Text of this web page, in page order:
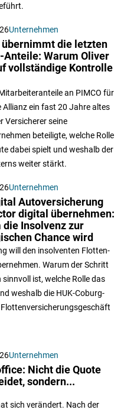
Unternehmen
die letzten
Anteile: Warum Oliver
vollständige Kontrolle
an PIMCO für
Allianz ein fast 20 Jahre altes
Versicherer seine
beteiligte, welche Rolle
dabei spielt und weshalb der
weiter stärkt.
Unternehmen
Autoversicherung
digital übernehmen:
die Insolvenz zur
Chance wird
will den insolventen Flotten-
Warum der Schritt
ist, welche Rolle das
weshalb die HUK-Coburg-
Unternehmen
Nicht die Quote
sondern...
sich verändert. Nach der